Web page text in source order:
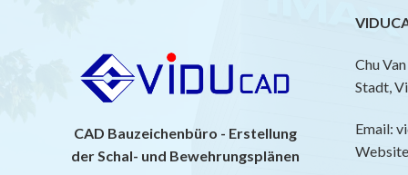
CAD Bauzeichenbüro - Erstellung
der Schal- und Bewehrungsplänen
Chu
Stadt,
Email: